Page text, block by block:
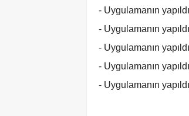
- Uygulamanın
- Uygulamanın
- Uygulamanın
- Uygulamanın
- Uygulamanın